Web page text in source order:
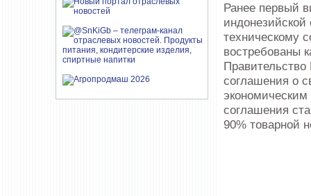
Ранее первый
техническому
востребованы
соглашения о
соглашения
90% товарной